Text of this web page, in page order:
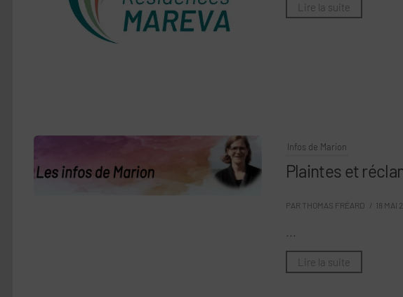
Lire la suite
Infos de Marion
Plaintes et
PAR THOMAS FRÉARD / 18 MAI
...
Lire la suite